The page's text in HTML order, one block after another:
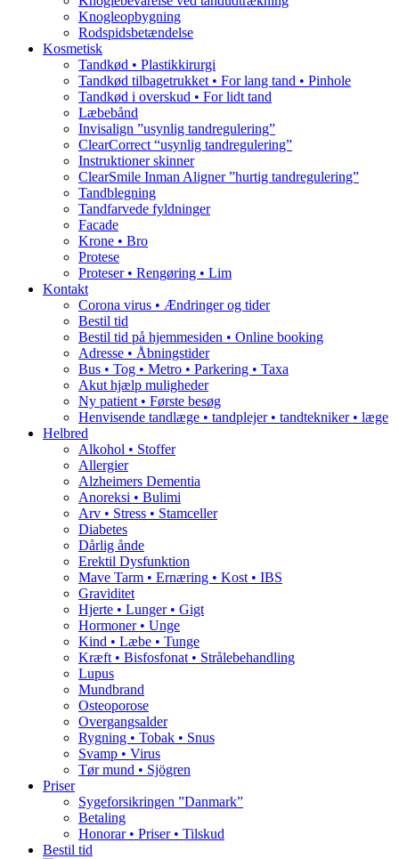
Knogleopbygning
Rodspidsbetændelse
Kosmetisk
Tandkød • Plastikkirurgi
Tandkød tilbagetrukket • For lang tand • Pinhole
Tandkød i overskud • For lidt tand
Læbebånd
Invisalign ”usynlig tandregulering”
ClearCorrect “usynlig tandregulering”
Instruktioner skinner
ClearSmile Inman Aligner ”hurtig tandregulering”
Tandblegning
Tandfarvede fyldninger
Facade
Krone • Bro
Protese
Proteser • Rengøring • Lim
Kontakt
Corona virus • Ændringer og tider
Bestil tid
Bestil tid på hjemmesiden • Online booking
Adresse • Åbningstider
Bus • Tog • Metro • Parkering • Taxa
Akut hjælp muligheder
Ny patient • Første besøg
Henvisende tandlæge • tandplejer • tandtekniker • læge
Helbred
Alkohol • Stoffer
Allergier
Alzheimers Dementia
Anoreksi • Bulimi
Arv • Stress • Stamceller
Diabetes
Dårlig ånde
Erektil Dysfunktion
Mave Tarm • Ernæring • Kost • IBS
Graviditet
Hjerte • Lunger • Gigt
Hormoner • Unge
Kind • Læbe • Tunge
Kræft • Bisfosfonat • Strålebehandling
Lupus
Mundbrand
Osteoporose
Overgangsalder
Rygning • Tobak • Snus
Svamp • Virus
Tør mund • Sjögren
Priser
Sygeforsikringen ”Danmark”
Betaling
Honorar • Priser • Tilskud
Bestil tid